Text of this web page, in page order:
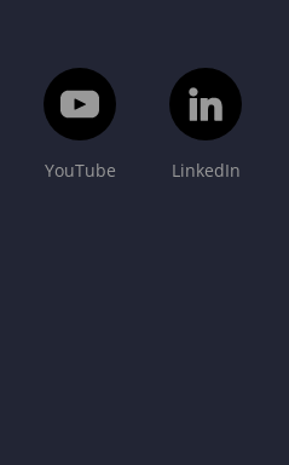
YouTube LinkedIn